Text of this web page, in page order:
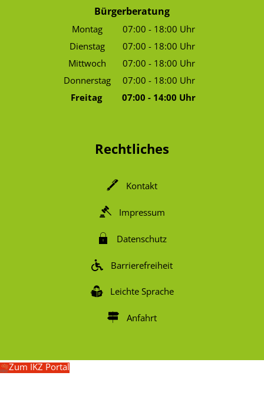
Bürgerberatung
Montag 07:00 - 18:00 Uhr
Von 07:00 bis 18:00 Uhr
Dienstag 07:00 - 18:00 Uhr
Von 07:00 bis 18:00 Uhr
Mittwoch 07:00 - 18:00 Uhr
Von 07:00 bis 18:00 Uhr
Donnerstag 07:00 - 18:00 Uhr
Von 07:00 bis 18:00 Uhr
Freitag 07:00 - 14:00 Uhr
Rechtliches
Kontakt
Impressum
Datenschutz
Barrierefreiheit
Leichte Sprache
Anfahrt
Zum IKZ Portal